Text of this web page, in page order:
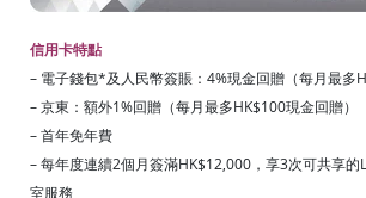
信用卡特點
– 電子錢包*及人民幣簽賬：4%現金回贈（每月最多
– 京東：額外1%回贈（每月最多HK$100現金回贈）
– 首年免年費
– 每年度連續2個月簽滿HK$12,000，享3次可共享的
室服務